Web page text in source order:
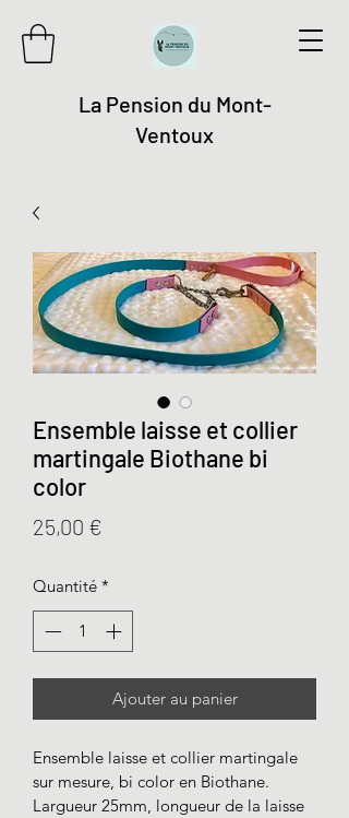
La Pension du Mont-
Ventoux
Ensemble laisse et collier
martingale Biothane bi
color
25,00 €
Quantité *
Ajouter au panier
Ensemble laisse et collier martingale
sur mesure, bi color en Biothane.
Largueur 25mm, longueur de la laisse